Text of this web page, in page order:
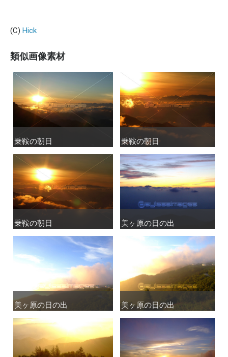
(C) Hick
類似画像素材
乗鞍の朝日
乗鞍の朝日 乗鞍の朝日
乗鞍の朝日
乗鞍の朝日
乗鞍の朝日 美ヶ原の日の出
美ヶ原の日の出
美ヶ原の日の出
美ヶ原の日の出 美ヶ原の日の出
美ヶ原の日の出